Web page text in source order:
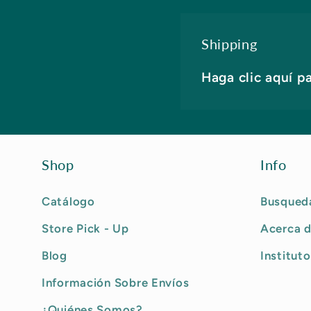
Shipping
Haga clic aquí
Shop
Catálogo
Store Pick - Up
Blog
Información Sobre Envíos
Info
Acerca